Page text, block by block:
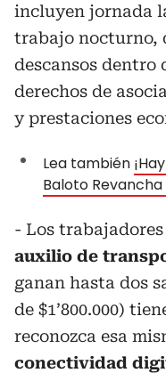
incluyen jornada
trabajo nocturno,
descansos dentro
derechos de
y prestaciones
Lea también
Baloto
- Los
auxilio de
ganan hasta dos
de $1’800.000)
reconozca esa
conectividad